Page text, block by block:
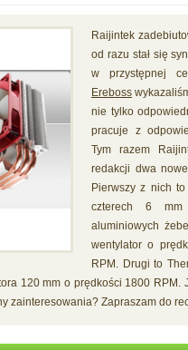
Raijintek
od razu stał się
w przystępnej
Ereboss
nie tylko
pracuje z
Tym razem
redakcji dwa
Pierwszy z nich to
czterech 6
aluminiowych
wentylator o
RPM. Drugi to
120 mm o prędkości 1800 RPM.
zainteresowania? Zapraszam do